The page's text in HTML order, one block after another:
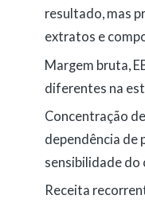
resultado, mas
extratos e
Margem bruta,
diferentes na
Concentração
dependência de
sensibilidade do
Receita